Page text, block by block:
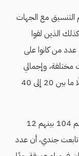
التنسيق مع الجهات
الذين لقوا
من كانوا على
إلى 750 من جنسيات مختلفة، وإجمالي
عدد المصريين الناجين 43 منهم 5 قُصر، 38 رجلًا ما بين 20 إلى 40
وأضافت وزيرة الهجرة أن إجمالي من تم إنقاذهم 104 بينهم 12
كما تابعت جندي، أن عدد